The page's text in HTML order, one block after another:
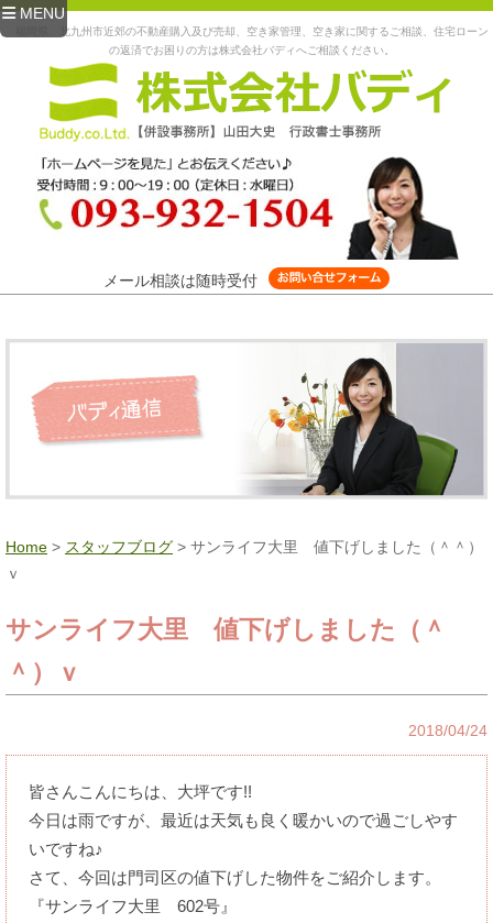
MENU
福岡県、北九州市近郊の不動産購入及び売却、空き家管理、空き家に関するご相談、住宅ローン
の返済でお困りの方は株式会社バディへご相談ください。
メール相談は随時受付
Home > スタッフブログ > サンライフ大里 値下げしました（＾＾）
ｖ
サンライフ大里 値下げしました（＾
＾）ｖ
2018/04/24
皆さんこんにちは、大坪です!!
今日は雨ですが、最近は天気も良く暖かいので過ごしやす
いですね♪
さて、今回は門司区の値下げした物件をご紹介します。
『サンライフ大里 602号』